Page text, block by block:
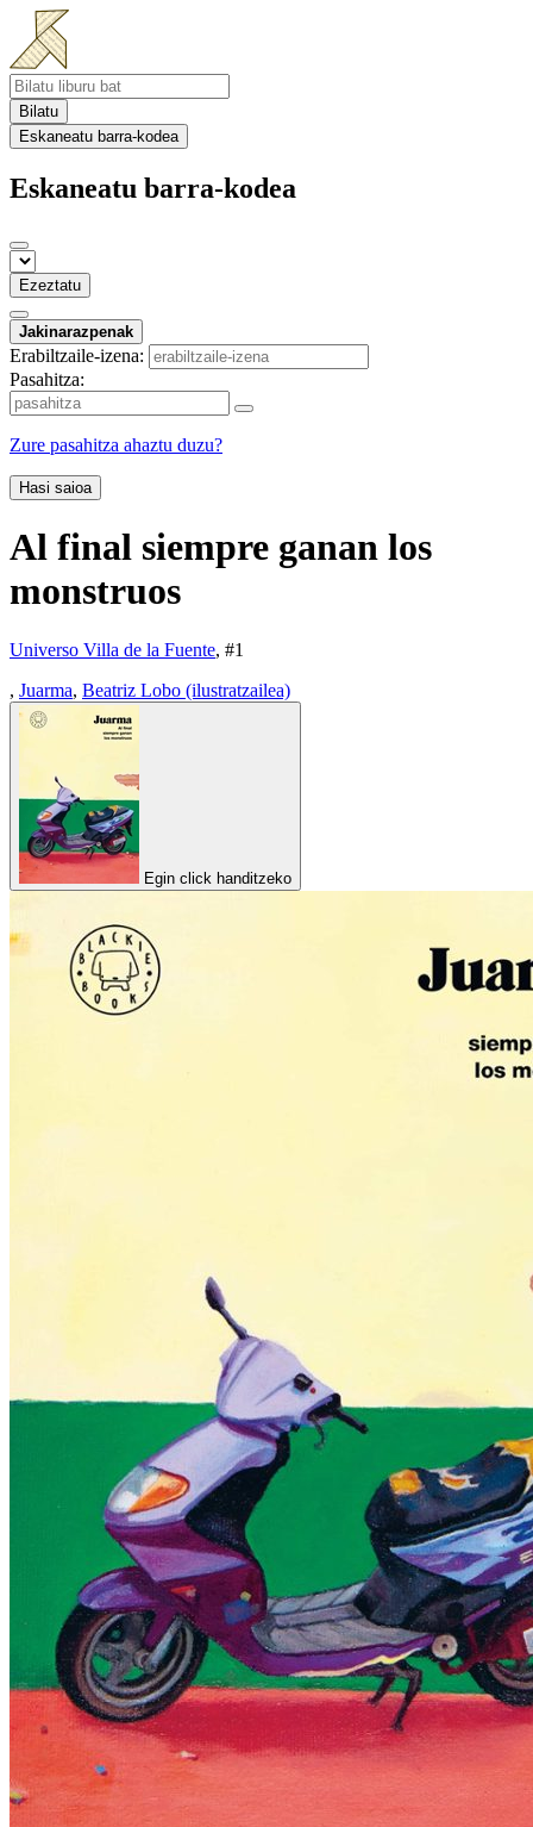
Bilatu
Eskaneatu barra-kodea
Eskaneatu barra-kodea
Ezeztatu
Jakinarazpenak
Erabiltzaile-izena:
Pasahitza:
Zure pasahitza ahaztu duzu?
Hasi saioa
Al final siempre ganan los
monstruos
Universo Villa de la Fuente, #1
, Juarma, Beatriz Lobo (ilustratzailea)
Egin click handitzeko